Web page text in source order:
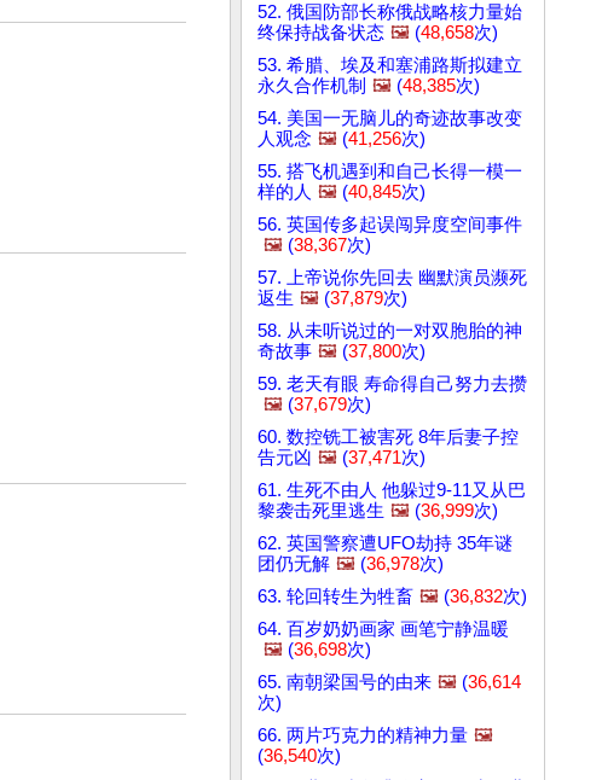
52. 俄国防部长称俄战略核力量始
终保持战备状态 🖼️ (48,658次)
53. 希腊、埃及和塞浦路斯拟建立
永久合作机制 🖼️ (48,385次)
54. 美国一无脑儿的奇迹故事改变
人观念 🖼️ (41,256次)
55. 搭飞机遇到和自己长得一模一
样的人 🖼️ (40,845次)
56. 英国传多起误闯异度空间事件
🖼️ (38,367次)
57. 上帝说你先回去 幽默演员濒死
返生 🖼️ (37,879次)
58. 从未听说过的一对双胞胎的神
奇故事 🖼️ (37,800次)
59. 老天有眼 寿命得自己努力去攒
🖼️ (37,679次)
60. 数控铣工被害死 8年后妻子控
告元凶 🖼️ (37,471次)
61. 生死不由人 他躲过9-11又从巴
黎袭击死里逃生 🖼️ (36,999次)
62. 英国警察遭UFO劫持 35年谜
团仍无解 🖼️ (36,978次)
63. 轮回转生为牲畜 🖼️ (36,832次)
64. 百岁奶奶画家 画笔宁静温暖
🖼️ (36,698次)
65. 南朝梁国号的由来 🖼️ (36,614
次)
66. 两片巧克力的精神力量 🖼️
(36,540次)